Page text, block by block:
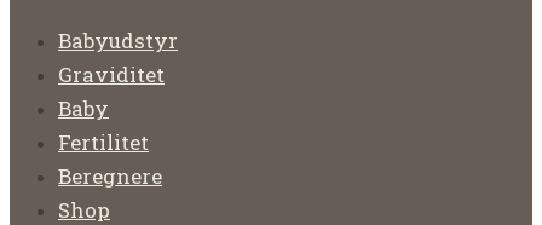
Babyudstyr
Graviditet
Baby
Fertilitet
Beregnere
Shop